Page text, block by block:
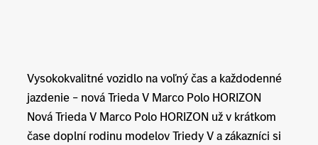
Vysokokvalitné vozidlo na voľný čas a každodenné
jazdenie – nová Trieda V Marco Polo HORIZON
Nová Trieda V Marco Polo HORIZON už v krátkom
čase doplní rodinu modelov Triedy V a zákazníci si